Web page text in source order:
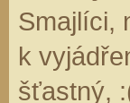
Smajlíci,
k
šťastný,